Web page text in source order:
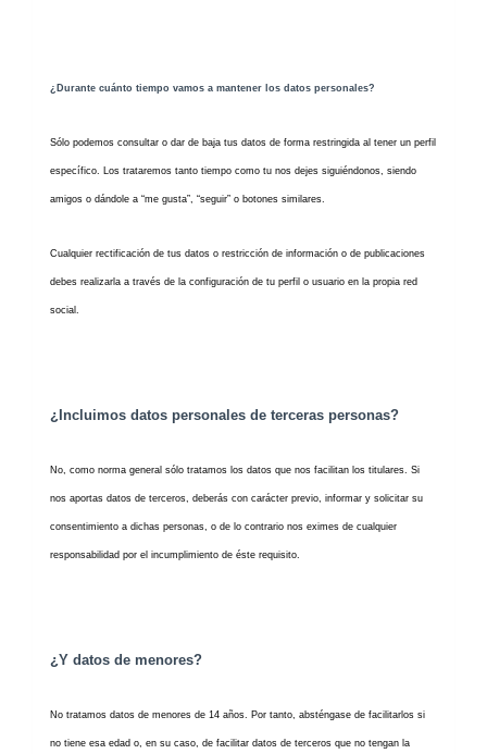
¿Durante cuánto tiempo vamos a mantener los datos personales?
Sólo podemos consultar o dar de baja tus datos de forma restringida al tener un perfil
específico. Los trataremos tanto tiempo como tu nos dejes siguiéndonos, siendo
amigos o dándole a “me gusta”, “seguir” o botones similares.
Cualquier rectificación de tus datos o restricción de información o de publicaciones
debes realizarla a través de la configuración de tu perfil o usuario en la propia red
social.
¿Incluimos datos personales de terceras personas?
No, como norma general sólo tratamos los datos que nos facilitan los titulares. Si
nos aportas datos de terceros, deberás con carácter previo, informar y solicitar su
consentimiento a dichas personas, o de lo contrario nos eximes de cualquier
responsabilidad por el incumplimiento de éste requisito.
¿Y datos de menores?
No tratamos datos de menores de 14 años. Por tanto, absténgase de facilitarlos si
no tiene esa edad o, en su caso, de facilitar datos de terceros que no tengan la